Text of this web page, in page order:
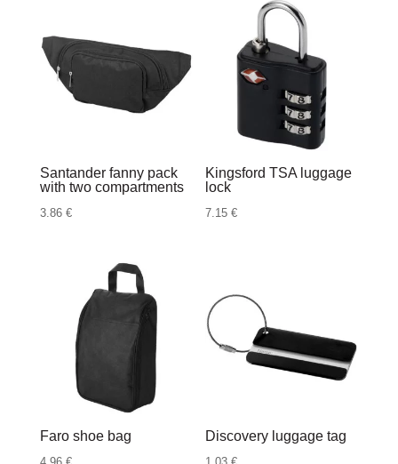
Santander fanny pack
with two compartments
3.86 €
Kingsford TSA luggage
lock
7.15€
Faro shoe bag Discovery luggage tag